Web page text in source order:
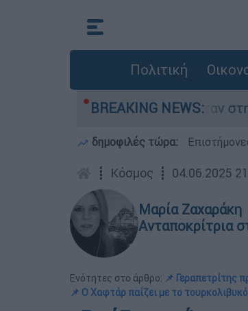
Πολιτική
BREAKING NEWS:
8 ημερών - Νοσηλευόταν στη ΜΕΘ
δημοφιλές τώρα:
┋ Κόσμος ┋ 04.06.2025
Μαρία Ζαχαράκη
Ανταποκρίτρια
Ενότητες στο άρθρο: 📌 Γεραπετρίτης
📌 Ο Χαφτάρ παίζει με το